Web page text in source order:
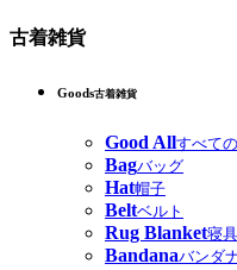
古着雑貨
Goods古着雑貨
Good Allすべて
Bagバッグ
Hat帽子
Beltベルト
Rug Blanket寝
Bandanaバンダ